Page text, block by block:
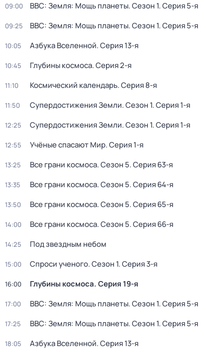
09:00 BBC: Земля: Мощь планеты. Сезон 1. Серия 5-я
09:25 BBC: Земля: Мощь планеты. Сезон 1. Серия 5-я
10:05 Азбука Вселенной. Серия 13-я
10:45 Глубины космоса. Серия 2-я
11:10 Космический календарь. Серия 8-я
11:50 Супердостижения Земли. Сезон 1. Серия 1-я
12:25 Супердостижения Земли. Сезон 1. Серия 1-я
12:55 Учёные спасают Мир. Серия 1-я
13:25 Все грани космоса. Сезон 5. Серия 63-я
13:35 Все грани космоса. Сезон 5. Серия 64-я
13:50 Все грани космоса. Сезон 5. Серия 65-я
14:00 Все грани космоса. Сезон 5. Серия 66-я
14:25 Под звездным небом
15:00 Спроси ученого. Сезон 1. Серия 3-я
16:00 Глубины космоса. Серия 19-я
17:00 BBC: Земля: Мощь планеты. Сезон 1. Серия 5-я
17:25 BBC: Земля: Мощь планеты. Сезон 1. Серия 5-я
18:05 Азбука Вселенной. Серия 13-я